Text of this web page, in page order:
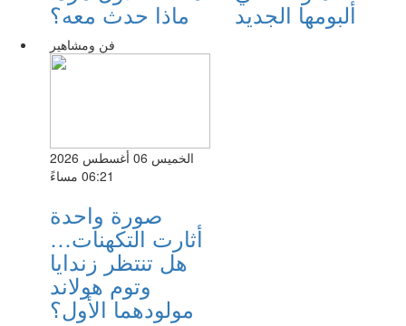
ماذا حدث معه؟ ألبومها الجديد
فن ومشاهير
الخميس 06 أغسطس 2026
06:21 مساءً
صورة واحدة
أثارت التكهنات…
هل تنتظر زندايا
وتوم هولاند
مولودهما الأول؟